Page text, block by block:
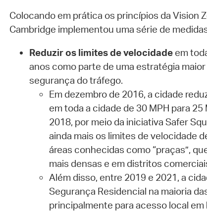
Colocando em prática os princípios da Vision
Cambridge implementou uma série de
Reduzir os limites de velocidadeem
anos como parte de uma estratégia
segurança do tráfego.
Em dezembro de 2016, a cidade
em toda a cidade de 30 MPH para 25
2018, por meio da iniciativa Safer
ainda mais os limites de velocidade
áreas conhecidas como “praças”,
mais densas e em distritos
Além disso, entre 2019 e 2021, a
Segurança Residencial na maioria
principalmente para acesso local